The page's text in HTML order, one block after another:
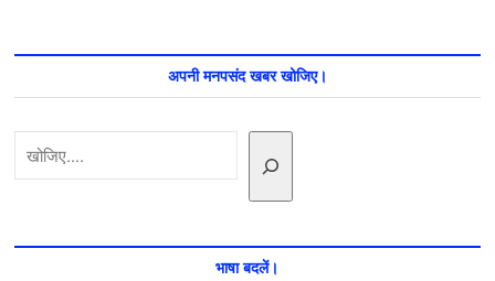
अपनी मनपसंद खबर खोजिए।
खोजें
भाषा बदलें।